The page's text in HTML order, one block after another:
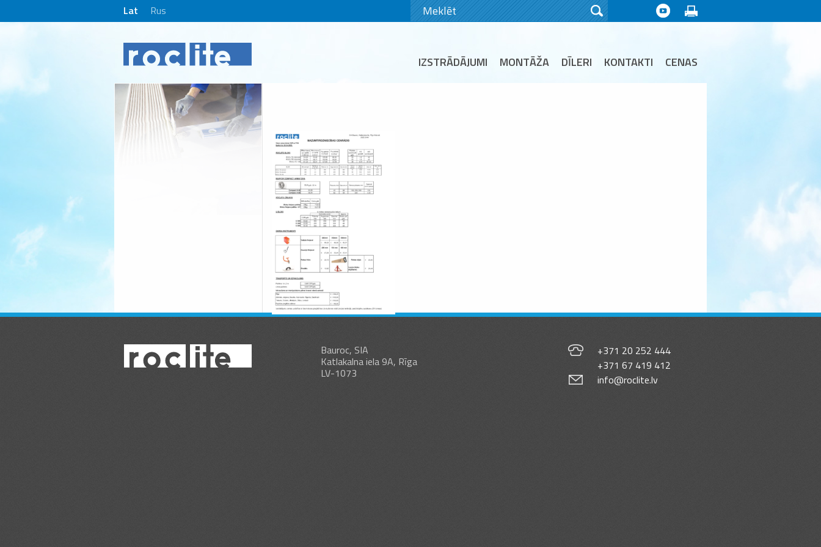
Lat Rus
IZSTRĀDĀJUMI MONTĀŽA DĪLERI KONTAKTI CENAS
Bauroc, SIA
Katlakalna iela 9A, Rīga
LV-1073
+371 20 252 444
+371 67 419 412
info@roclite.lv